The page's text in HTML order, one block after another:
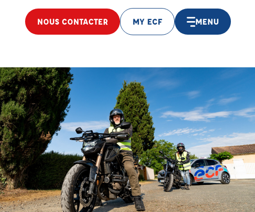
NOUS CONTACTER MY ECF MENU